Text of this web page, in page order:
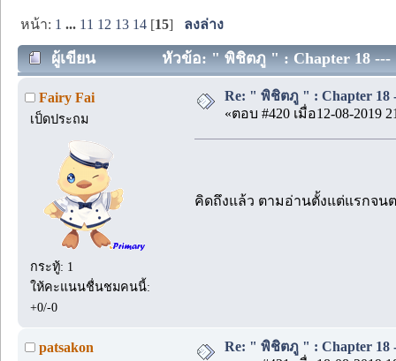
หน้า: 1 ... 11 12 13 14 [15] ลงล่าง
ผู้เขียน หัวข้อ: " พิชิตภู " : Chapter 18 --- [
Fairy Fai
เป็ดประถม
กระทู้: 1
ให้คะแนนชื่นชมคนนี้:
+0/-0
Re: " พิชิตภู " : Chapter 18
«ตอบ #420 เมื่อ12-08-2019
คิดถึงแล้ว ตามอ่านตั้งแต่แรกจ
patsakon
Re: " พิชิตภู " : Chapter 18